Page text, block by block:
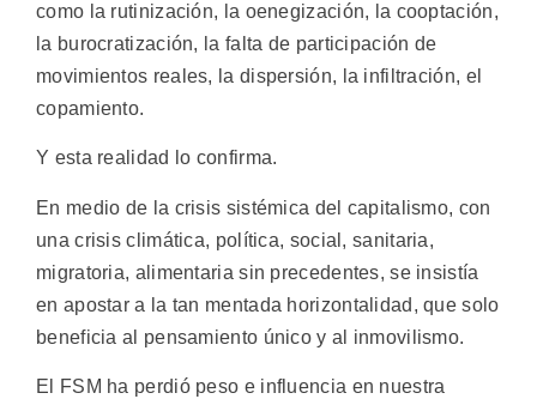
como la rutinización, la oenegización, la cooptación,
la burocratización, la falta de participación de
movimientos reales, la dispersión, la infiltración, el
copamiento.
Y esta realidad lo confirma.
En medio de la crisis sistémica del capitalismo, con
una crisis climática, política, social, sanitaria,
migratoria, alimentaria sin precedentes, se insistía
en apostar a la tan mentada horizontalidad, que solo
beneficia al pensamiento único y al inmovilismo.
El FSM ha perdió peso e influencia en nuestra